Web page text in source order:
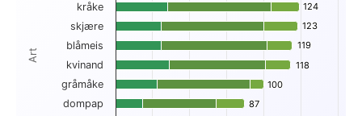
The chart has 1 X axis displaying Art.
The chart has 1 Y axis displaying . Data ranges from 18 to
Art
124
124
123
123
119
119
118
118
100
100
87
87
kråke
skjære
blåmeis
kvinand
gråmåke
dompap